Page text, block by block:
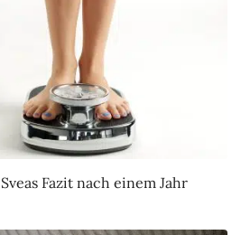
Fazit nach einem Jahr